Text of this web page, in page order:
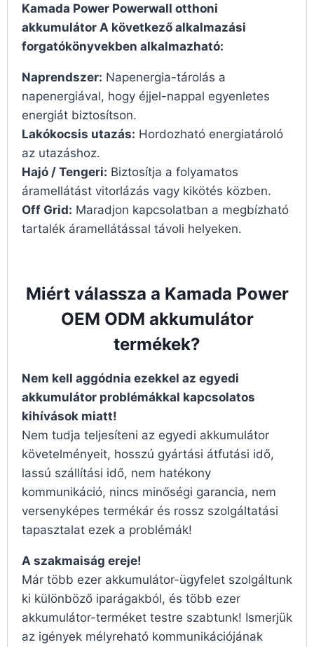
Kamada Power Powerwall otthoni
akkumulátor A következő alkalmazási
forgatókönyvekben alkalmazható:
Naprendszer: Napenergia-tárolás a
napenergiával, hogy éjjel-nappal egyenletes
energiát biztosítson.
Lakókocsis utazás: Hordozható energiatároló
az utazáshoz.
Hajó / Tengeri: Biztosítja a folyamatos
áramellátást vitorlázás vagy kikötés közben.
Off Grid: Maradjon kapcsolatban a megbízható
tartalék áramellátással távoli helyeken.
Miért válassza a Kamada Power
OEM ODM akkumulátor
termékek?
Nem kell aggódnia ezekkel az egyedi
akkumulátor problémákkal kapcsolatos
kihívások miatt!
Nem tudja teljesíteni az egyedi akkumulátor
követelményeit, hosszú gyártási átfutási idő,
lassú szállítási idő, nem hatékony
kommunikáció, nincs minőségi garancia, nem
versenyképes termékár és rossz szolgáltatási
tapasztalat ezek a problémák!
A szakmaiság ereje!
Már több ezer akkumulátor-ügyfelet szolgáltunk
ki különböző iparágakból, és több ezer
akkumulátor-terméket testre szabtunk! Ismerjük
az igények mélyreható kommunikációjának